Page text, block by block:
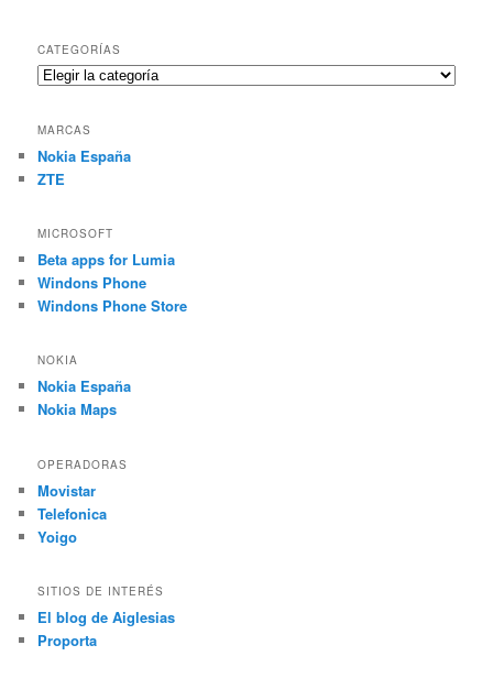
CATEGORÍAS
Categorías
MARCAS
Nokia España
ZTE
MICROSOFT
Beta apps for Lumia
Windons Phone
Windons Phone Store
NOKIA
Nokia España
Nokia Maps
OPERADORAS
Movistar
Telefonica
Yoigo
SITIOS DE INTERÉS
El blog de Aiglesias
Proporta